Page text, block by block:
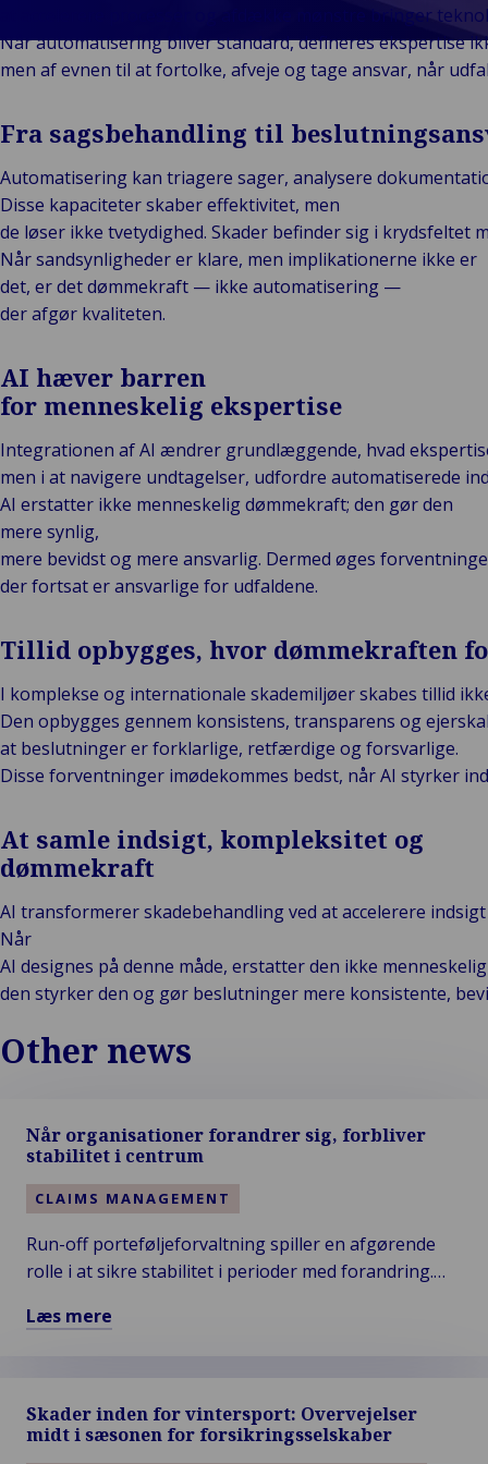
Teknologi og
Begivenheder
at accelerere processer og afdække mønstre bringer
Når automatisering bliver standard, defineres ekspertise
men af evnen til at fortolke, afveje og tage ansvar, når
Fra sagsbehandling til
Automatisering kan triagere sager, analysere
Disse kapaciteter skaber effektivitet, men
de løser ikke tvetydighed. Skader befinder sig i
Når sandsynligheder er klare, men implikationerne ikke er
det, er det dømmekraft — ikke automatisering —
der afgør kvaliteten.
AI hæver barren
for menneskelig ekspertise
Integrationen af AI ændrer grundlæggende, hvad
men i at navigere undtagelser, udfordre automatiserede
AI erstatter ikke menneskelig dømmekraft; den gør den
mere synlig,
mere bevidst og mere ansvarlig. Dermed øges
der fortsat er ansvarlige for udfaldene.
Tillid opbygges, hvor dømmekraften
I komplekse og internationale skademiljøer skabes tillid
Den opbygges gennem konsistens, transparens og
at beslutninger er forklarlige, retfærdige og forsvarlige.
Disse forventninger imødekommes bedst, når AI styrker
At samle indsigt, kompleksitet og
dømmekraft
AI transformerer skadebehandling ved at accelerere
Når
AI designes på denne måde, erstatter den ikke
den styrker den og gør beslutninger mere konsistente,
Other news
Når organisationer forandrer sig, forbliver
stabilitet i centrum
CLAIMS MANAGEMENT
Run-off porteføljeforvaltning spiller en afgørende
rolle i at sikre stabilitet i perioder med forandring.
legacyporteføljer struktureret styring, transparens
sikrer kontinuitet, compliance og langsigtet kontrol.
Læs mere
Når
organisationer
Skader inden for vintersport: Overvejelser
midt i sæsonen for forsikringsselskaber